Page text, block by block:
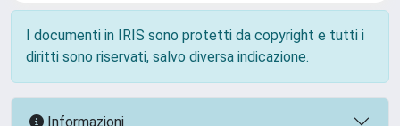
I documenti in IRIS sono protetti da copyright e tutti i
diritti sono riservati, salvo diversa indicazione.
Informazioni